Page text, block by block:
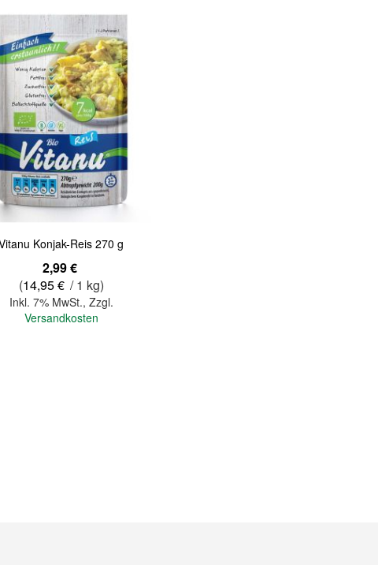
Konjak-Reis 270 g
2,99 €
(14,95 € / 1 kg)
Inkl. 7% MwSt., Zzgl.
Versandkosten